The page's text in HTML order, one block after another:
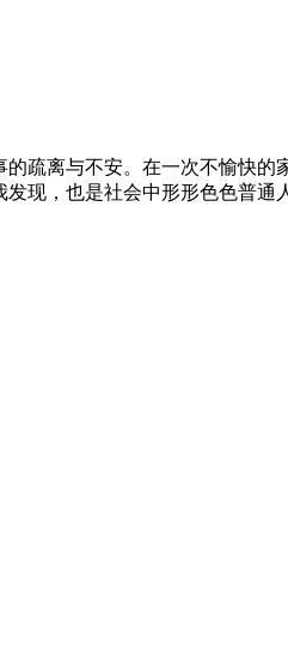
疏离与不安。在一次不愉快的
现，也是社会中形形色色普通